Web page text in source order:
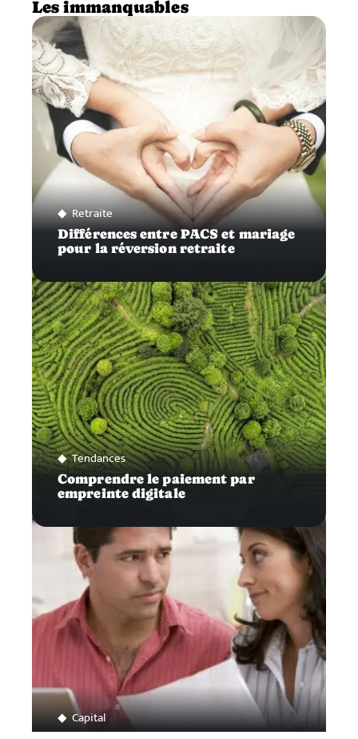
Les immanquables
Retraite
Différences entre PACS et mariage
pour la réversion retraite
Tendances
Comprendre le paiement par
empreinte digitale
Capital